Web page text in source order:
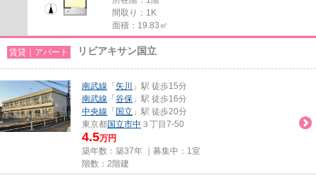
間取り：1K
面積：19.83㎡
賃貸｜アパート リビアキサン国立
南武線 「 矢川
」駅 徒歩15分
南武線 「 谷保 」駅 徒歩16分
中央線 「 国立 」駅 徒歩20分
東京都国立市中 ３丁目7-50
4.5万円
築年数：築37年 ｜募集中： 1室
階数：2階建